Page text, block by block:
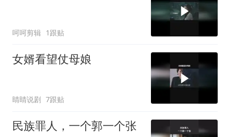
呵呵剪辑 1跟贴
女婿看望仗母娘
睛睛说剧 7跟贴
民族罪人，一个郭一个张